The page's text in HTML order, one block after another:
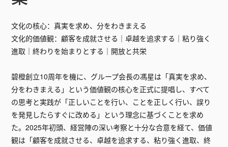
文化の核心：真実を求め、分をわきまえる
文化的価値観：顧客を成就させる｜卓越を追求する｜粘り強く
進取｜終わりを始まりとする｜開放と共栄
碧橙創立10周年を機に、グループ会長の馮星は「真実を求め、
分をわきまえる」という価値観の核心を正式に提唱し、すべて
の思考と実践が「正しいことを行い、ことを正しく行い、誤り
を発見したらすぐに改める」という理念に基づくことを求め
た。2025年初頭、経営陣の深い考察と十分な合意を経て、価値
観は「顧客を成就させる、卓越を追求する、粘り強く進取、終